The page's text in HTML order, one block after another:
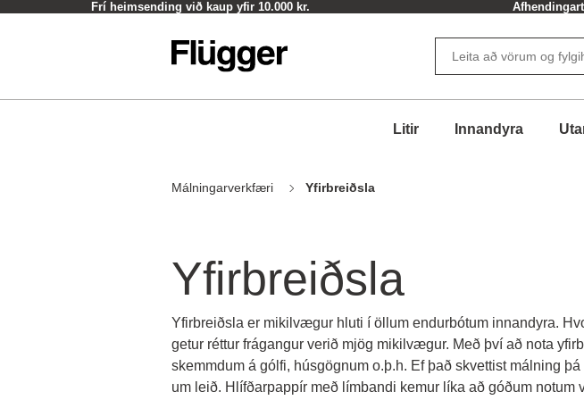
Afhendingartími 1-5 virkir dagar
Litir Innandyra
Málningarverkfæri Yfirbreiðsla
Yfirbreiðsla
Yfirbreiðsla er mikilvægur hluti í öllum endurbótum innandyra.
getur réttur frágangur verið mjög mikilvægur. Með því að nota
skemmdum á gólfi, húsgögnum o.þ.h. Ef það skvettist málning
um leið. Hlífðarpappír með límbandi kemur líka að góðum